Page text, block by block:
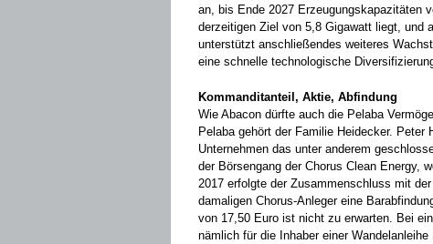
an, bis Ende 2027 Erzeugungskapazitäten
derzeitigen Ziel von 5,8 Gigawatt liegt, und
unterstützt anschließendes weiteres
eine schnelle technologische
Kommanditanteil, Aktie, Abfindung
Wie Abacon dürfte auch die Pelaba
Pelaba gehört der Familie Heidecker. Peter
Unternehmen das unter anderem
der Börsengang der Chorus Clean Energy,
2017 erfolgte der Zusammenschluss mit
damaligen Chorus-Anleger eine
von 17,50 Euro ist nicht zu erwarten. Bei
nämlich für die Inhaber einer